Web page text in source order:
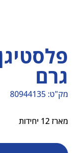
גרם
מק"ט:
מק"ט
80944135
80944135
מארז 12 יחידות